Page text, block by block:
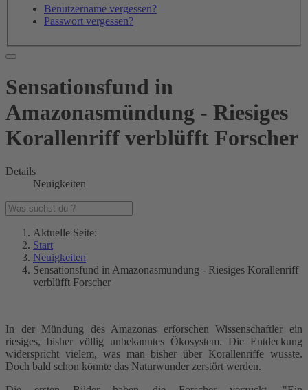
Benutzername vergessen?
Passwort vergessen?
Sensationsfund in
Amazonasmündung - Riesiges
Korallenriff verblüfft Forscher
Details
Neuigkeiten
Aktuelle Seite:
Start
Neuigkeiten
Sensationsfund in Amazonasmündung - Riesiges Korallenriff
verblüfft Forscher
In der Mündung des Amazonas erforschen Wissenschaftler ein
riesiges, bisher völlig unbekanntes Ökosystem. Die Entdeckung
widerspricht vielem, was man bisher über Korallenriffe wusste.
Doch bald schon könnte das Naturwunder zerstört werden.